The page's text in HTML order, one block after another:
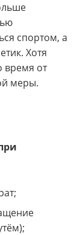
спортом, а
Хотя
время от
меры.